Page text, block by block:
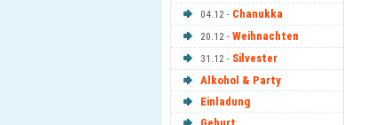
04.12 - Chanukka
20.12 - Weihnachten
31.12 - Silvester
Alkohol & Party
Einladung